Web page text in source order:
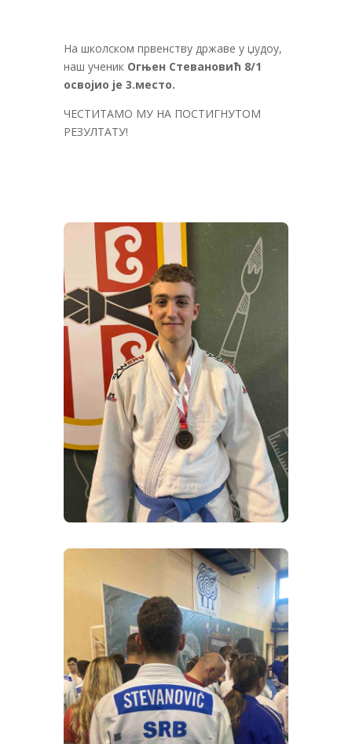
На школском првенству државе у џудоу,
наш ученик Огњен Стевановић 8/1
освојио је 3.место.
ЧЕСТИТАМО МУ НА ПОСТИГНУТОМ
РЕЗУЛТАТУ!